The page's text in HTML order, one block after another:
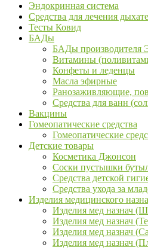
Эндокринная система
Средства для лечения
Тесты Ковид
БАДы
БАДы производителя
Витамины
Конфеты и леденцы
Масла эфирные
Ранозаживляющие,
Средства для ванн
Вакцины
Гомеопатические средства
Гомеопатические
Детские товары
Косметика Джонсон
Соски пустышки
Средства детской
Средства ухода за
Изделия медицинского
Изделия мед назнач
Изделия мед назнач
Изделия мед назнач
Изделия мед назнач